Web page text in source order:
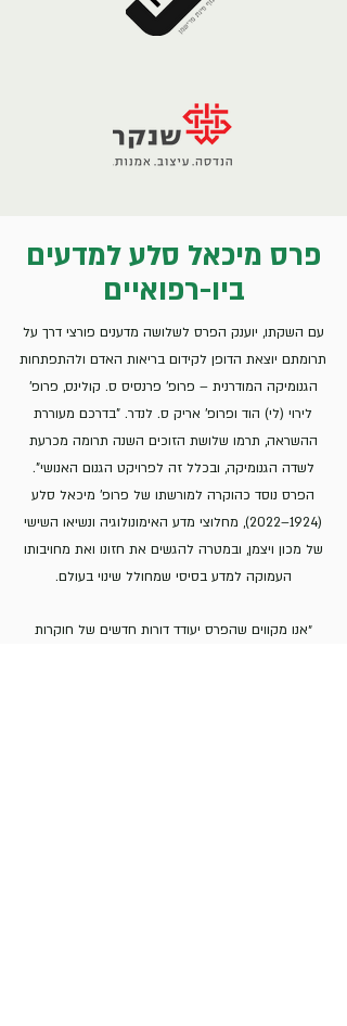
פרס מיכאל סלע למדעים
ביו-רפואיים
עם השקתו, יוענק הפרס לשלושה מדענים פורצי דרך על
תרומתם יוצאת הדופן לקידום בריאות האדם ולהתפתחות
הגנומיקה המודרנית – פרופ' פרנסיס ס. קולינס, פרופ’
לירוי (לי) הוד ופרופ’ אריק ס. לנדר. "בדרכם מעוררת
ההשראה, תרמו שלושת הזוכים השנה תרומה מכרעת
לשדה הגנומיקה, ובכלל זה לפרויקט הגנום האנושי".
הפרס נוסד כהוקרה למורשתו של פרופ’ מיכאל סלע
(1924–2022), מחלוצי מדע האימונולוגיה ונשיאו השישי
של מכון ויצמן, ובמטרה להגשים את חזונו ואת מחויבותו
העמוקה למדע בסיסי שמחולל שינוי בעולם.
״אנו מקווים שהפרס יעודד דורות חדשים של חוקרות